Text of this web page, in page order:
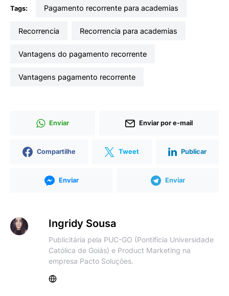
Tags: pagamento recorrente para academias
recorrencia recorrencia para academias
vantagens do pagamento recorrente
vantagens pagamento recorrente
Enviar Enviar por e-mail
Compartilhe Tweet Publicar
Enviar Enviar
Ingridy Sousa
Publicitária pela PUC-GO (Pontifícia Universidade
Católica de Goiás) e Product Marketing na
empresa Pacto Soluções.